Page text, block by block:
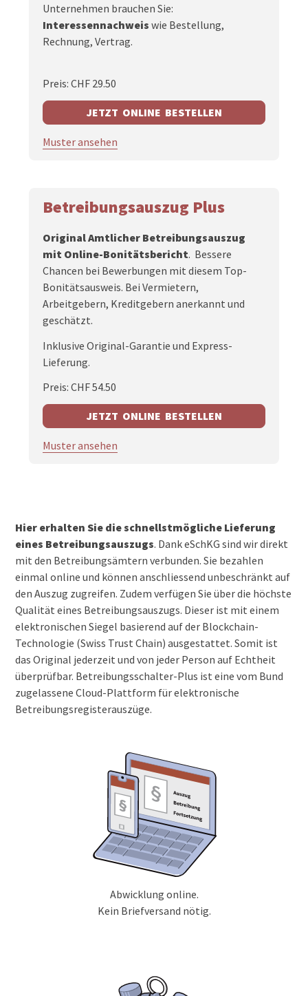
Unternehmen brauchen Sie:
Interessennachweiswie Bestellung,
Rechnung, Vertrag.
Preis: CHF 29.50
JETZT ONLINE BESTELLEN
Muster ansehen
Betreibungsauszug Plus
Original Amtlicher Betreibungsauszug
mit Online-Bonitätsbericht. Bessere
Chancen bei Bewerbungen mit diesem Top-
Bonitätsausweis. Bei Vermietern,
Arbeitgebern, Kreditgebern anerkannt und
geschätzt.
Inklusive Original-Garantie und Express-
Lieferung.
Preis: CHF 54.50
JETZT ONLINE BESTELLEN
Muster ansehen
Hier erhalten Sie die schnellstmögliche Lieferung
eines Betreibungsauszugs. Dank eSchKG sind wir direkt
mit den Betreibungsämtern verbunden. Sie bezahlen
einmal online und können anschliessend unbeschränkt auf
den Auszug zugreifen. Zudem verfügen Sie über die höchste
Qualität eines Betreibungsauszugs. Dieser ist mit einem
elektronischen Siegel basierend auf der Blockchain-
Technologie (Swiss Trust Chain) ausgestattet. Somit ist
das Original jederzeit und von jeder Person auf Echtheit
überprüfbar. Betreibungsschalter-Plus ist eine vom Bund
zugelassene Cloud-Plattform für elektronische
Betreibungsregisterauszüge.
Abwicklung online.
Kein Briefversand nötig.